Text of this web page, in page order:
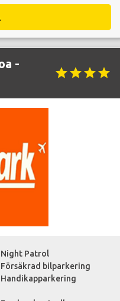
-
starstarstarstar
Night Patrol
Försäkrad bilparkering
Handikapparkering